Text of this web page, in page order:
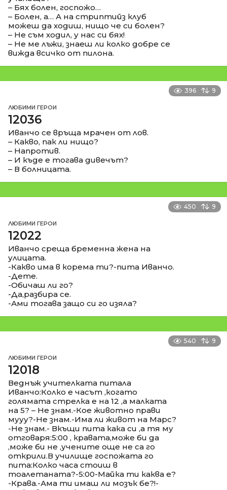
– Бях болен, госпожо…
– Болен, а… А на стриптийз клуб
можеш да ходиш, нищо че си болен?
– Не съм ходил, у нас си бях!
– Не ме лъжи, знаеш ли колко добре се
вижда всичко от пилона.
396 9
ЛЮБИМИ ГЕРОИ
12036
Иванчо се връща мрачен от лов.
– Какво, пак ли нищо?
– Напротив.
– И къде е тогава дивечът?
– В болницата.
450 9
ЛЮБИМИ ГЕРОИ
12022
Иванчо среща бременна жена на
улицата.
-Какво има в корема ти?-пита Иванчо.
-Дете.
-Обичаш ли го?
-Да,разбира се.
-Ами тогава защо си го изяла?
540 9
ЛЮБИМИ ГЕРОИ
12018
Веднъж учителката питала
Иванчо:Колко е часът ,когато
голямата стрелка е на 12 ,а малката
на 5? – Не знам.-Кое животно прави
мууу?-Не знам.-Има ли живот на Марс?
-Не знам.- Вкъщи пита кака си ,а тя му
отговаря:5:00 , кравата,може би да
,може би не ,учените още не са го
открили.В училище госпожата го
пита:Колко часа стоиш в
тоалетаната?-5:00-Майка ти каква е?
-Крава.-Ама ти имаш ли мозък бе?!-